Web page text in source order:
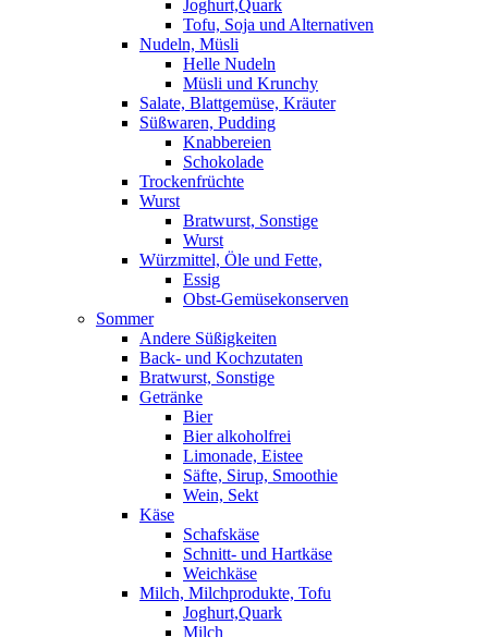
Joghurt,Quark
Tofu, Soja und Alternativen
Nudeln, Müsli
Helle Nudeln
Müsli und Krunchy
Salate, Blattgemüse, Kräuter
Süßwaren, Pudding
Knabbereien
Schokolade
Trockenfrüchte
Wurst
Bratwurst, Sonstige
Wurst
Würzmittel, Öle und Fette,
Essig
Obst-Gemüsekonserven
Sommer
Andere Süßigkeiten
Back- und Kochzutaten
Bratwurst, Sonstige
Getränke
Bier
Bier alkoholfrei
Limonade, Eistee
Säfte, Sirup, Smoothie
Wein, Sekt
Käse
Schafskäse
Schnitt- und Hartkäse
Weichkäse
Milch, Milchprodukte, Tofu
Joghurt,Quark
Milch